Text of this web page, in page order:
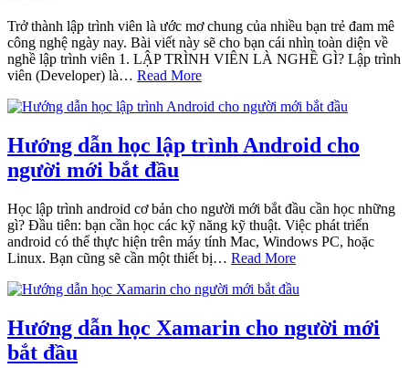
Trở thành lập trình viên là ước mơ chung của nhiều bạn trẻ đam mê
công nghệ ngày nay. Bài viết này sẽ cho bạn cái nhìn toàn diện về
nghề lập trình viên 1. LẬP TRÌNH VIÊN LÀ NGHỀ GÌ? Lập trình
viên (Developer) là… Read More
Hướng dẫn học lập trình Android cho
người mới bắt đầu
Học lập trình android cơ bản cho người mới bắt đầu cần học những
gì? Đầu tiên: bạn cần học các kỹ năng kỹ thuật. Việc phát triển
android có thể thực hiện trên máy tính Mac, Windows PC, hoặc
Linux. Bạn cũng sẽ cần một thiết bị… Read More
Hướng dẫn học Xamarin cho người mới
bắt đầu